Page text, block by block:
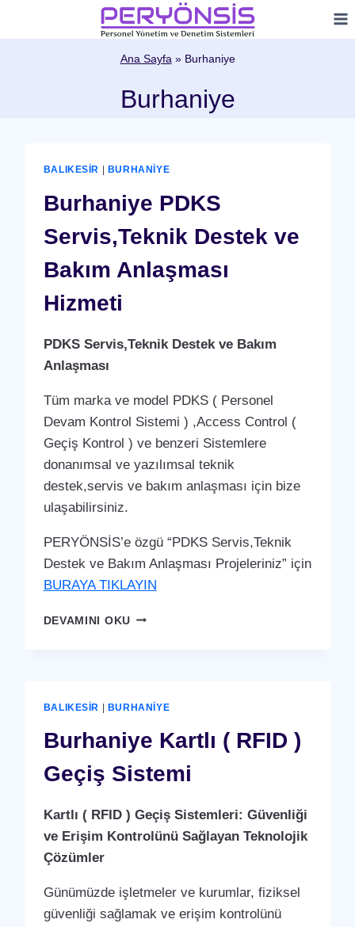
Ana Sayfa» Burhaniye
Burhaniye
BALIKESIR | BURHANIYE
Burhaniye PDKS
Servis,Teknik Destek ve
Bakım Anlaşması
Hizmeti
PDKS Servis,Teknik Destek ve Bakım
Anlaşması
Tüm marka ve model PDKS ( Personel
Devam Kontrol Sistemi ) ,Access Control (
Geçiş Kontrol ) ve benzeri Sistemlere
donanımsal ve yazılımsal teknik
destek,servis ve bakım anlaşması için bize
ulaşabilirsiniz.
PERYÖNSİS’e özgü “PDKS Servis,Teknik
Destek ve Bakım Anlaşması Projeleriniz” için
BURAYA TIKLAYIN
DEVAMINI OKUBURHANIYE
BAKIM
HIZMETI
BALIKESIR | BURHANIYE
Burhaniye Kartlı ( RFID )
Geçiş Sistemi
Kartlı ( RFID ) Geçiş Sistemleri: Güvenliği
ve Erişim Kontrolünü Sağlayan Teknolojik
Çözümler
Günümüzde işletmeler ve kurumlar, fiziksel
güvenliği sağlamak ve erişim kontrolünü